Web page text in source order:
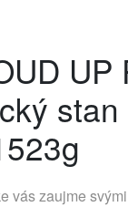
UP
vás zaujme